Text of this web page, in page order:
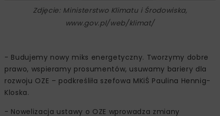
Zdjęcie: Ministerstwo Klimatu i Środowiska,
www.gov.pl/web/klimat/
- Budujemy nowy miks energetyczny. Tworzymy dobre
prawo, wspieramy prosumentów, usuwamy bariery dla
rozwoju OZE – podkreśliła szefowa MKiŚ Paulina Hennig-
Kloska.
- Nowelizacja ustawy o OZE wprowadza zmiany